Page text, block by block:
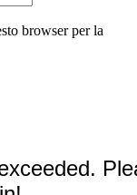
browser per la